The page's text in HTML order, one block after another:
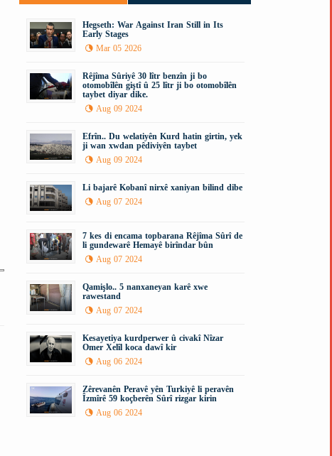
Hegseth: War Against Iran Still in Its
Early Stages
Mar 05 2026
Rêjîma Sûriyê 30 lîtr benzîn ji bo
otomobîlên giştî û 25 lîtr ji bo otomobîlên
taybet diyar dike.
Aug 09 2024
Efrîn.. Du welatiyên Kurd hatin girtin, yek
ji wan xwdan pêdiviyên taybet
Aug 09 2024
Li bajarê Kobanî nirxê xaniyan bilind dibe
Aug 07 2024
7 kes di encama topbarana Rêjîma Sûrî de
li gundewarê Hemayê birîndar bûn
Aug 07 2024
Qamişlo.. 5 nanxaneyan karê xwe
rawestand
Aug 07 2024
Kesayetiya kurdperwer û civakî Nîzar
Omer Xelîl koca dawî kir
Aug 06 2024
Zêrevanên Peravê yên Turkiyê li peravên
Îzmîrê 59 koçberên Sûrî rizgar kirin
Aug 06 2024